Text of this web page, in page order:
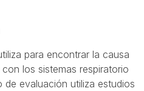
para encontrar la causa
los sistemas respiratorio
evaluación utiliza estudios